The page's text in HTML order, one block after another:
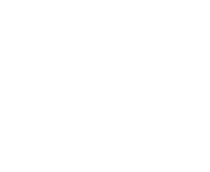
tester cette liseuse pour que je puisse